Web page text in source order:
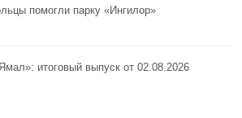
помогли парку «Ингилор»
итоговый выпуск от 02.08.2026